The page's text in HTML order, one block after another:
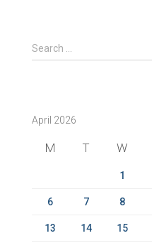
S
e
h
Search …
April 2026
M T W
1
6 7 8
13 14 15